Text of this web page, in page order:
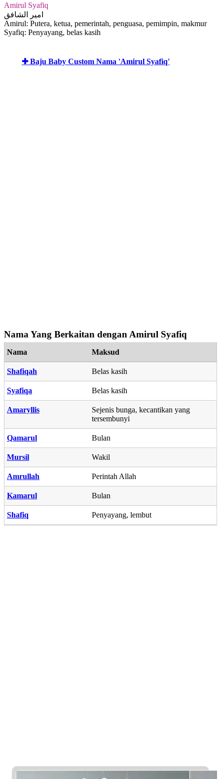
Amirul Syafiq
امير الشافق
Amirul: Putera, ketua, pemerintah, penguasa, pemimpin, makmur
Syafiq: Penyayang, belas kasih
✚ Baju Baby Custom Nama 'Amirul Syafiq'
Nama Yang Berkaitan dengan Amirul Syafiq
Nama Maksud
Shafiqah Belas kasih
Syafiqa Belas kasih
Amaryllis
Sejenis bunga, kecantikan yang
tersembunyi
Qamarul Bulan
Mursil Wakil
Amrullah Perintah Allah
Kamarul Bulan
Shafiq Penyayang, lembut